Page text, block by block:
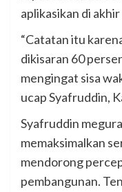
aplikasikan di
“Catatan itu
dikisaran 60
mengingat sisa
ucap Syafruddin,
Syafruddin
memaksimalkan
mendorong
pembangunan.